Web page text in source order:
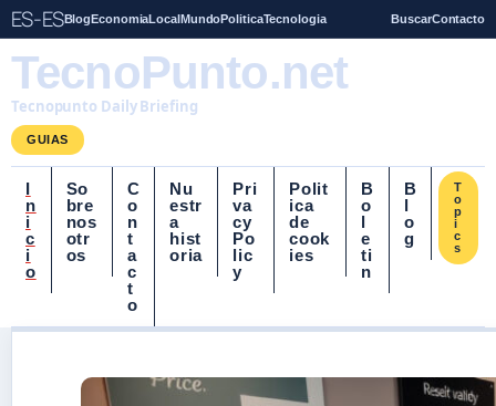
ES-ESBlogEconomiaLocalMundoPoliticaTecnologia BuscarContacto
TecnoPunto.net
Tecnopunto Daily Briefing
GUIAS
I
n
i
c
i
o
So
bre
nos
otr
os
C
o
n
t
a
c
t
o
Nu
estr
a
hist
oria
Pri
va
cy
Po
lic
y
Polit
ica
de
cook
ies
B
o
l
e
ti
n
B
l
o
g
T
o
p
i
c
s